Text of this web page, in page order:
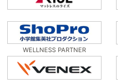
WELLNESS PARTNER